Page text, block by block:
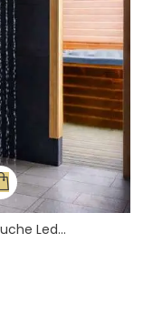
Led...